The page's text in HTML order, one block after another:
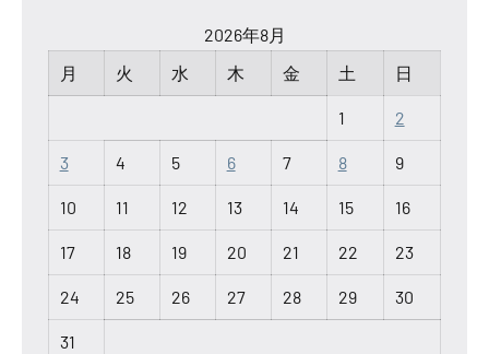
2026年8月
月
火 水 木 金 土 日
1 2
3 4 5 6 7 8 9
10 11 12 13 14 15 16
17 18 19 20 21 22 23
24 25 26 27 28 29 30
31